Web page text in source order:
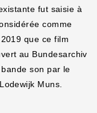
fut saisie à
comme
que ce film
au Bundesarchiv
son par le
Muns.